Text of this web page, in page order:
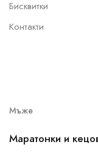
Бисквитки
Контакти
Мъже
Маратонки и